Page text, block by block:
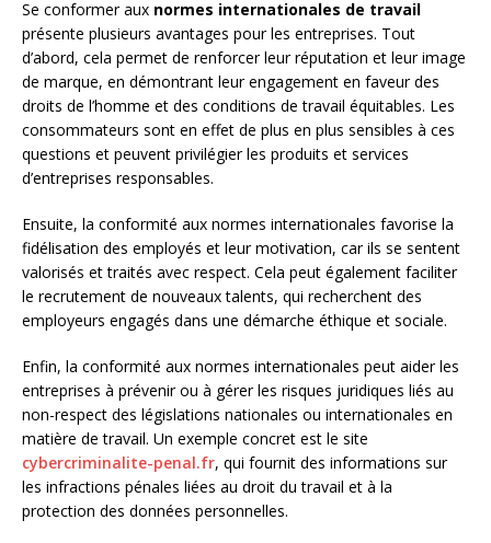
Se conformer aux normes internationales de travail
présente plusieurs avantages pour les entreprises. Tout
d’abord, cela permet de renforcer leur réputation et leur image
de marque, en démontrant leur engagement en faveur des
droits de l’homme et des conditions de travail équitables. Les
consommateurs sont en effet de plus en plus sensibles à ces
questions et peuvent privilégier les produits et services
d’entreprises responsables.
Ensuite, la conformité aux normes internationales favorise la
fidélisation des employés et leur motivation, car ils se sentent
valorisés et traités avec respect. Cela peut également faciliter
le recrutement de nouveaux talents, qui recherchent des
employeurs engagés dans une démarche éthique et sociale.
Enfin, la conformité aux normes internationales peut aider les
entreprises à prévenir ou à gérer les risques juridiques liés au
non-respect des législations nationales ou internationales en
matière de travail. Un exemple concret est le site
cybercriminalite-penal.fr, qui fournit des informations sur
les infractions pénales liées au droit du travail et à la
protection des données personnelles.